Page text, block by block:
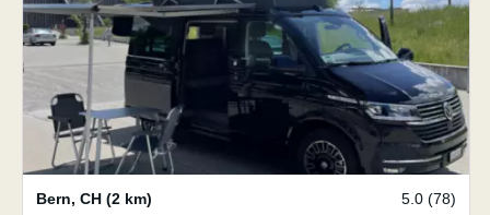
Bern, CH (2 km) 5.0 (78)